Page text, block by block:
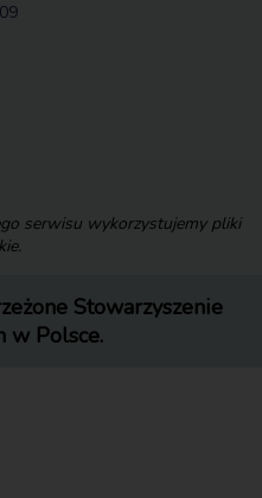
serwisu wykorzystujemy pliki
Stowarzyszenie
w Polsce.